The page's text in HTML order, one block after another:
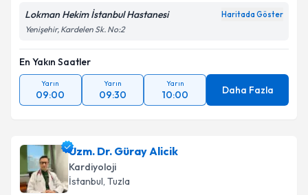
'ni okudum ve kişisel verilerimin belirtilen
kapsamda işlenmesini kabul ediyorum.
Lokman Hekim İstanbul Hastanesi Haritada Göster
Yenişehir, Kardelen Sk. No:2
En Yakın Saatler
Yarın
09:00
Yarın
09:30
Yarın
10:00 Daha Fazla
Uzm. Dr. Güray Alicik
Kardiyoloji
İstanbul, Tuzla